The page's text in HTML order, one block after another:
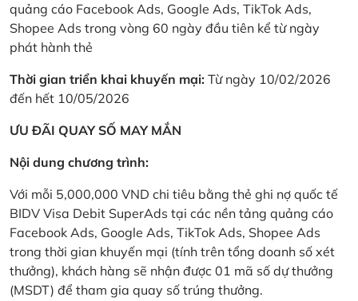
quảng cáo Facebook Ads, Google Ads, TikTok Ads,
Shopee Ads trong vòng 60 ngày đầu tiên kể từ ngày
phát hành thẻ
Thời gian triển khai khuyến mại: Từ ngày 10/02/2026
đến hết 10/05/2026
ƯU ĐÃI QUAY SỐ MAY MẮN
Nội dung chương trình:
Với mỗi 5,000,000 VND chi tiêu bằng thẻ ghi nợ quốc tế
BIDV Visa Debit SuperAds tại các nền tảng quảng cáo
Facebook Ads, Google Ads, TikTok Ads, Shopee Ads
trong thời gian khuyến mại (tính trên tổng doanh số xét
thưởng), khách hàng sẽ nhận được 01 mã số dự thưởng
(MSDT) để tham gia quay số trúng thưởng.